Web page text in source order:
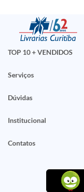
TOP 10 + VENDIDOS
Serviços
Dúvidas
Institucional
Contatos